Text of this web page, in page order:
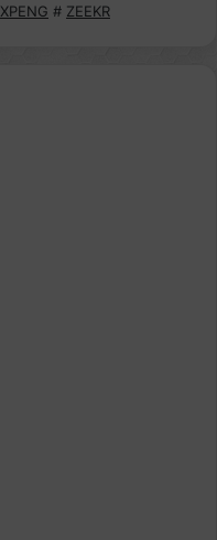
XPENG # ZEEKR